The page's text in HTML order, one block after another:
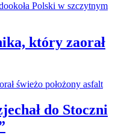
który zaorał
do Stoczni